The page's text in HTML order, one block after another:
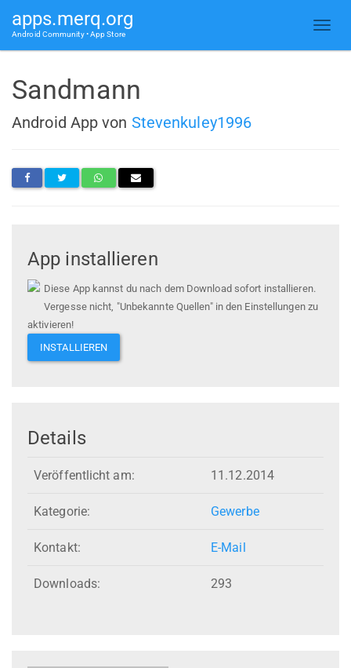
apps.merq.org
Android Community • App Store
Sandmann
Android App von Stevenkuley1996
App installieren
Diese App kannst du nach dem Download sofort installieren.
Vergesse nicht, "Unbekannte Quellen" in den Einstellungen zu
aktivieren!
INSTALLIEREN
Details
Veröffentlicht am: 11.12.2014
Kategorie: Gewerbe
Kontakt: E-Mail
Downloads: 293